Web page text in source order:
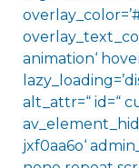
animation‘
alt_attr=“ id=“
jxf0aa6o‘